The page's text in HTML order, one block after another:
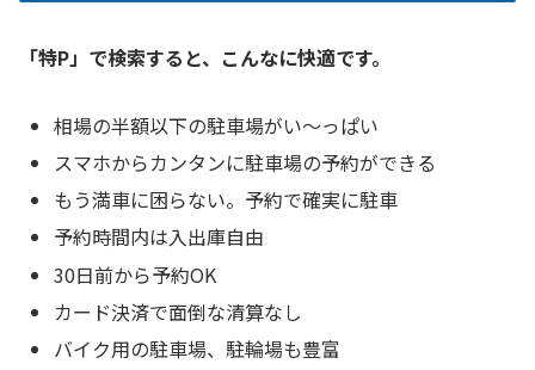
「特P」で検索すると、こんなに快適です。
相場の半額以下の駐車場がい〜っぱい
スマホからカンタンに駐車場の予約ができる
もう満車に困らない。予約で確実に駐車
予約時間内は入出庫自由
30日前から予約OK
カード決済で面倒な清算なし
バイク用の駐車場、駐輪場も豊富